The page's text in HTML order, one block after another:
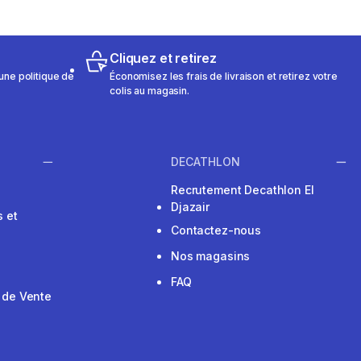
politique de
Cliquez et retirez
Économisez les frais de livraison et retirez votre
colis au magasin.
et
Vente
DECATHLON
Recrutement Decathlon El
Djazair
Contactez-nous
Nos magasins
FAQ